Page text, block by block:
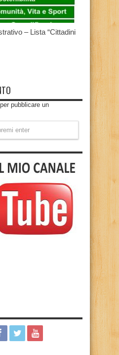
– Lista “Cittadini
per pubblicare un